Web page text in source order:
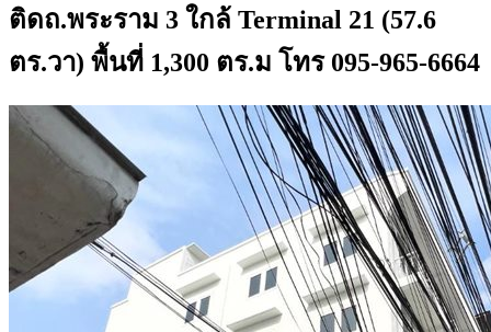
ติดถ.พระราม 3 ใกล้ Terminal 21 (57.6
ตร.วา) พื้นที่ 1,300 ตร.ม โทร 095-965-6664